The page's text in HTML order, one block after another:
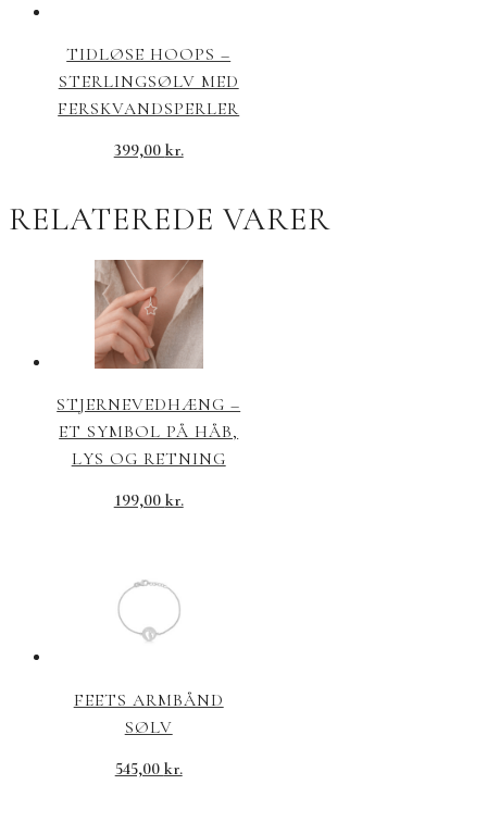
TIDLØSE HOOPS –
STERLINGSØLV MED
FERSKVANDSPERLER
399,00 kr.
RELATEREDE VARER
STJERNEVEDHÆNG –
ET SYMBOL PÅ HÅB,
LYS OG RETNING
199,00 kr.
FEETS ARMBÅND
SØLV
545,00 kr.